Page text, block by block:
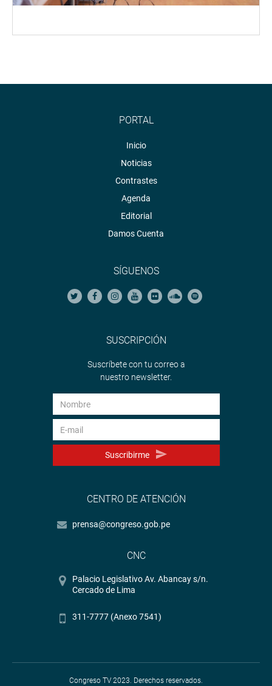
PORTAL
Inicio
Noticias
Contrastes
Agenda
Editorial
Damos Cuenta
SÍGUENOS
SUSCRIPCIÓN
Suscríbete con tu correo a
nuestro newsletter.
Suscribirme
CENTRO DE ATENCIÓN
prensa@congreso.gob.pe
CNC
Palacio Legislativo Av. Abancay s/n.
Cercado de Lima
311-7777 (Anexo 7541)
Congreso TV 2023. Derechos reservados.